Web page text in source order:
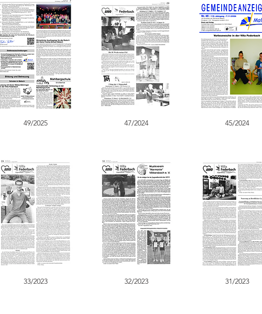
49/2025
33/2023
47/2024
32/2023
45/2024
31/2023